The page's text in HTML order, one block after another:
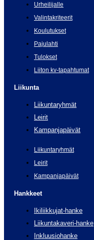
Urheilijalle
Valintakriteerit
Koulutukset
Pajulahti
Tulokset
Liiton kv-tapahtumat
Liikunta
Liikuntaryhmät
Leirit
Kampanjapäivät
Liikuntaryhmät
Leirit
Kampanjapäivät
Hankkeet
Ikiliikkujat-hanke
Liikuntakaveri-hanke
Inkluusiohanke